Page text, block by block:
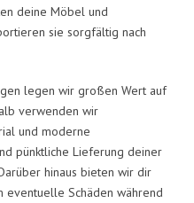
deine Möbel und
sie sorgfältig nach
legen wir großen Wert auf
verwenden wir
und moderne
pünktliche Lieferung deiner
hinaus bieten wir dir
eventuelle Schäden während